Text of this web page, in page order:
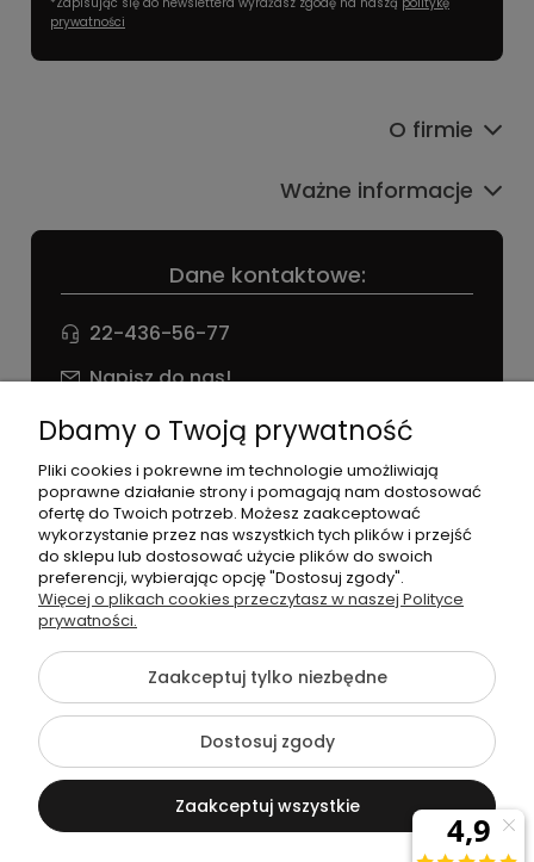
prywatności
Dane kontaktowe:
22-436-56-77
Napisz do nas!
NIP: 826 186 42 29
O firmie
Ważne informacje
©2026 Wszelkie Prawa Zastrzeżone | agneess sklep
internetowy
Szablon Flex byEcommercy
Pokaż pełną wersję strony
Sklep internetowy Shoper Premium
Dbamy o Twoją prywatność
Pliki cookies i pokrewne im technologie umożliwiają
poprawne działanie strony i pomagają nam dostosować
ofertę do Twoich potrzeb. Możesz zaakceptować
wykorzystanie przez nas wszystkich tych plików i przejść
do sklepu lub dostosować użycie plików do swoich
preferencji, wybierając opcję "Dostosuj zgody".
Więcej o plikach cookies przeczytasz w naszej Polityce
prywatności.
Zaakceptuj tylko niezbędne
Dostosuj zgody
Zaakceptuj wszystkie